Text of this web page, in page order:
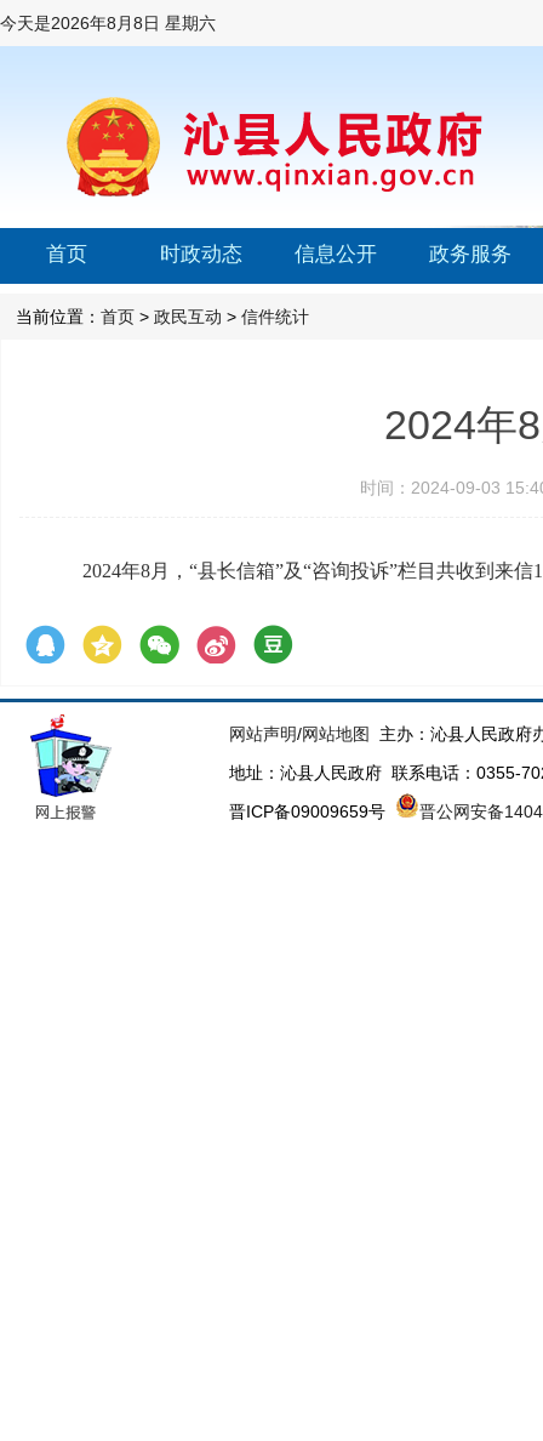
今天是2026年8月8日 星期六
首页 时政动态 信息公开 政务服务
当前位置： 首页 > 政民互动 > 信件统计
2024年
时间：2024-09-03
2024年8月，“县长信箱”及“咨询投诉”栏目共收到来
网站声明/网站地图
主办：沁县人民政府
地址：沁县人民政府 联系电话：0355-
晋ICP备09009659号
晋公网安备